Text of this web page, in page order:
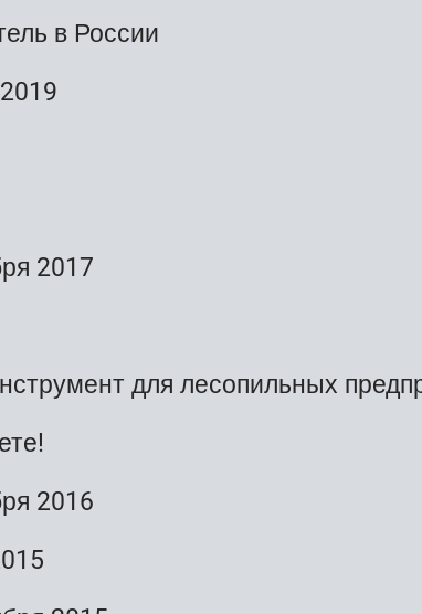
в России
2017
для лесопильных
2016